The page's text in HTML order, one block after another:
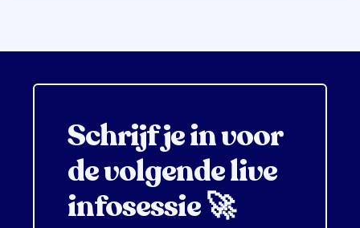
Schrijf je in voor
de volgende live
infosessie 🚀